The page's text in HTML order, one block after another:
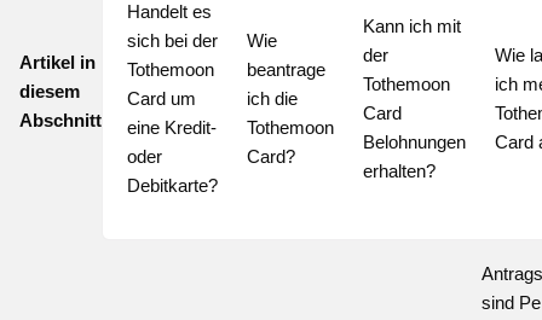
Artikel in
diesem
Abschnitt
Handelt es
sich bei der
Tothemoon
Card um
eine Kredit-
oder
Debitkarte?
Wie
beantrage
ich die
Tothemoon
Card?
Kann ich mit
der
Tothemoon
Card
Belohnungen
erhalten?
Wie
ich
Card
sind